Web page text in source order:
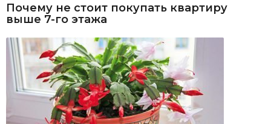
Почему не стоит покупать квартиру
выше 7-го этажа